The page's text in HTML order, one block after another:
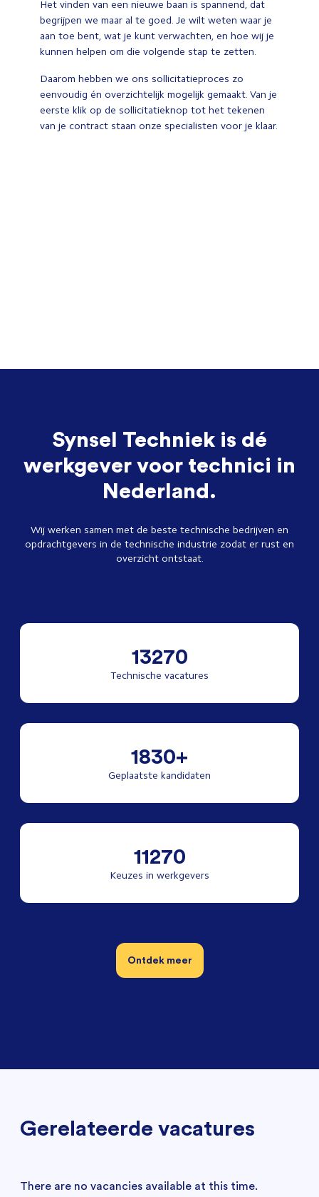
Het vinden van een nieuwe baan is spannend, dat
begrijpen we maar al te goed. Je wilt weten waar je
aan toe bent, wat je kunt verwachten, en hoe wij je
kunnen helpen om die volgende stap te zetten.
Daarom hebben we ons sollicitatieproces zo
eenvoudig én overzichtelijk mogelijk gemaakt. Van je
eerste klik op de sollicitatieknop tot het tekenen
van je contract staan onze specialisten voor je klaar.
Synsel Techniek is dé
werkgever voor technici in
Nederland.
Wij werken samen met de beste technische bedrijven en
opdrachtgevers in de technische industrie zodat er rust en
overzicht ontstaat.
13270
Technische vacatures
1830+
Geplaatste kandidaten
11270
Keuzes in werkgevers
Ontdek meer
Gerelateerde vacatures
There are no vacancies available at this time.